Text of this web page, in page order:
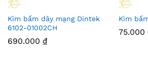
Kìm bấm dây mạng Dintek
6102-01002CH
690.000 ₫
Kìm
75.000